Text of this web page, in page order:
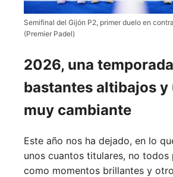
Semifinal del Gijón P2, primer duelo en
(Premier Padel)
2026, una
bastantes altibajos y
muy cambiante
Este año nos ha dejado, en lo
unos cuantos titulares, no todos
como momentos brillantes y